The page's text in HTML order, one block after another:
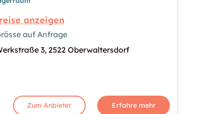
zu vermieten"
Bild für "Lager in Oberwaltersdorf zu vermieten"
anzeigen
auf Anfrage
3, 2522 Oberwaltersdorf
Zum Anbieter Erfahre mehr